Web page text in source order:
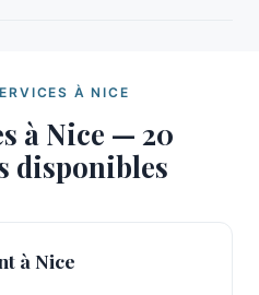
À NICE
à Nice — 20
disponibles
à Nice